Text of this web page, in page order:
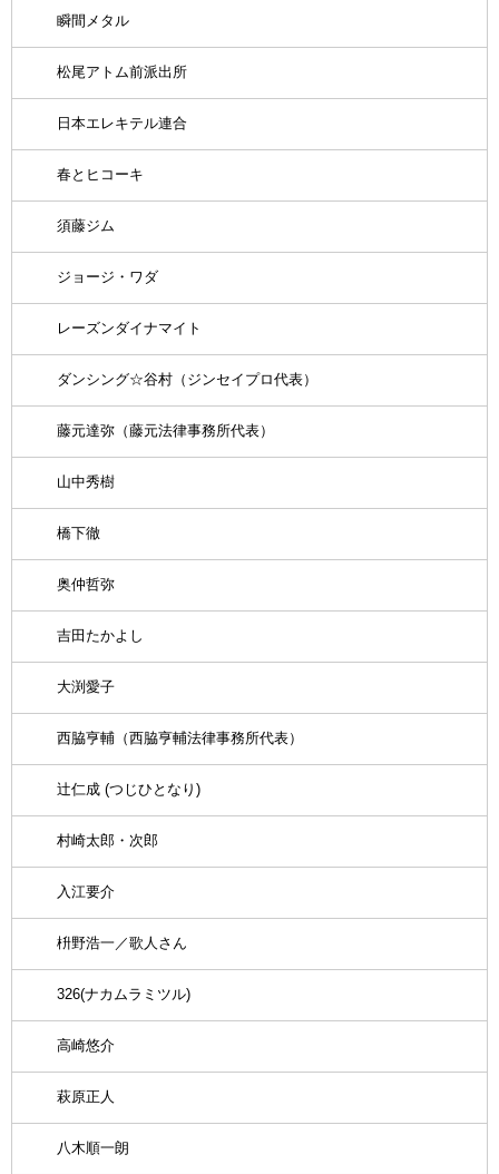
瞬間メタル
松尾アトム前派出所
日本エレキテル連合
春とヒコーキ
須藤ジム
ジョージ・ワダ
レーズンダイナマイト
ダンシング☆谷村（ジンセイプロ代表）
藤元達弥（藤元法律事務所代表）
山中秀樹
橋下徹
奥仲哲弥
吉田たかよし
大渕愛子
西脇亨輔（西脇亨輔法律事務所代表）
辻仁成 (つじひとなり)
村崎太郎・次郎
入江要介
枡野浩一／歌人さん
326(ナカムラミツル)
高崎悠介
萩原正人
八木順一朗